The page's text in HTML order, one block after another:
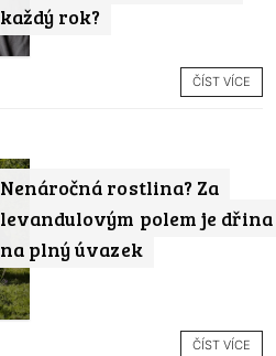
každý rok?
ČÍST VÍCE
Nenáročná rostlina? Za
levandulovým polem je dřina
na plný úvazek
ČÍST VÍCE